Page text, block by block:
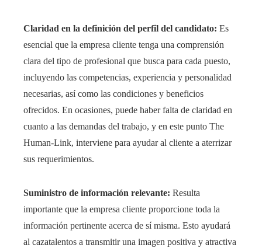
Claridad en la definición del perfil del candidato: Es
esencial que la empresa cliente tenga una comprensión
clara del tipo de profesional que busca para cada puesto,
incluyendo las competencias, experiencia y personalidad
necesarias, así como las condiciones y beneficios
ofrecidos. En ocasiones, puede haber falta de claridad en
cuanto a las demandas del trabajo, y en este punto The
Human-Link, interviene para ayudar al cliente a aterrizar
sus requerimientos.
Suministro de información relevante: Resulta
importante que la empresa cliente proporcione toda la
información pertinente acerca de sí misma. Esto ayudará
al cazatalentos a transmitir una imagen positiva y atractiva